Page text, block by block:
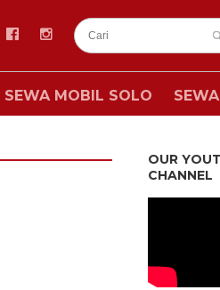
SEWA MOBIL SOLO
OUR
CHANNEL